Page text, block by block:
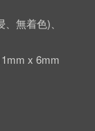
無着色)、
x 6mm